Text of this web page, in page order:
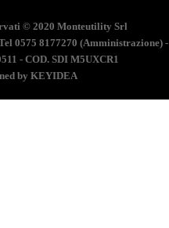
© 2020 Monteutility Srl
0575 8177270 (Amministrazione)
- COD. SDI M5UXCR1
by KEYIDEA